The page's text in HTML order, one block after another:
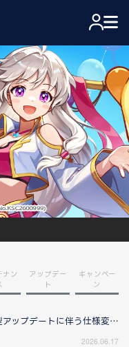
ナン
アップデー
ト
キャンペー
ン
2026年12月予定の大型アップデートに伴う仕様変更のお知らせ
2026.06.17